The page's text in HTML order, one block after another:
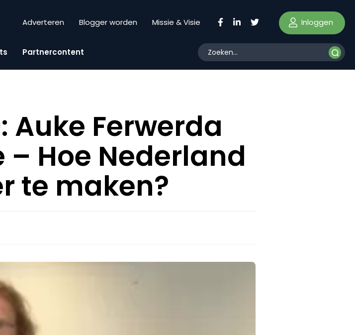
Adverteren Blogger worden Missie & Visie Inloggen
Partnercontent
Auke Ferwerda
Hoe Nederland
te maken?